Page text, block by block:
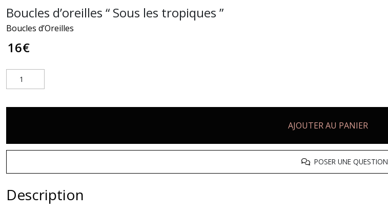
Boucles d’oreilles “ Sous les tropiques ”
Boucles d’Oreilles
16€
AJOUTER AU PANIER
POSER UNE QUESTION
Description